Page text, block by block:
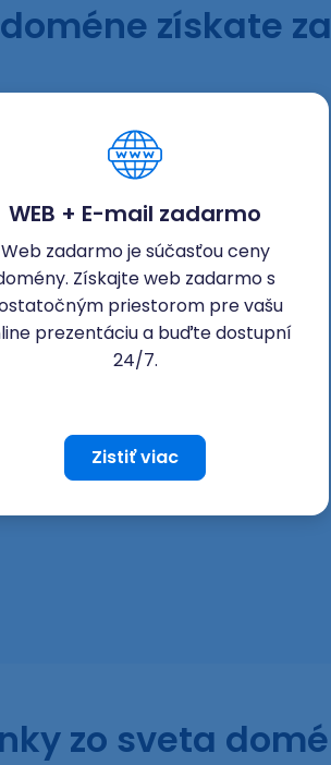
získate
WEB + E-mail zadarmo
Web zadarmo je súčasťou ceny
Získajte web zadarmo s
priestorom pre vašu
prezentáciu a buďte dostupní
24/7.
Zistiť viac
zo sveta